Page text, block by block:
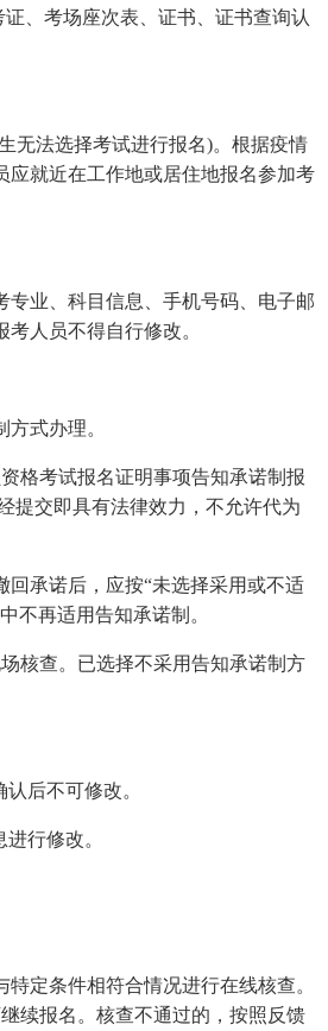
证、考场座次表、证书、证书查询认
法选择考试进行报名)。根据疫情
应就近在工作地或居住地报名参加考
业、科目信息、手机号码、电子邮
人员不得自行修改。
式办理。
格考试报名证明事项告知承诺制报
提交即具有法律效力，不允许代为
承诺后，应按“未选择采用或不适
不再适用告知承诺制。
核查。已选择不采用告知承诺制方
后不可修改。
行修改。
定条件相符合情况进行在线核查。
续报名。核查不通过的，按照反馈